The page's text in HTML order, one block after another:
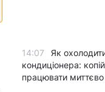
14:07
Як
кондиціонера:
працювати миттєво